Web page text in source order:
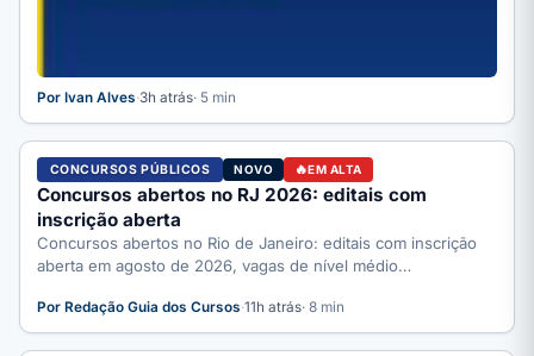
Por Ivan Alves·3h atrás· 5 min
CONCURSOS PÚBLICOS NOVO EM ALTA
Concursos abertos no RJ 2026: editais com
inscrição aberta
Concursos abertos no Rio de Janeiro: editais com inscrição
aberta em agosto de 2026, vagas de nível médio…
Por Redação Guia dos Cursos·11h atrás· 8 min